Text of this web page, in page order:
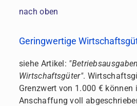
nach oben
Geringwertige
siehe Artikel:
Wirtschaftsgüter".
Grenzwert von 1.000 € können
Anschaffung voll